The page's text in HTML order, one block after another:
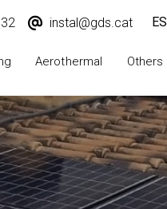
instal@gds.cat ES
Aerothermal Others